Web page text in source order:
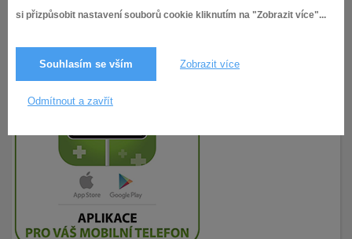
si přizpůsobit nastavení souborů cookie kliknutím na "Zobrazit více"...
Souhlasím se vším Zobrazit více
Odmítnout a zavřít